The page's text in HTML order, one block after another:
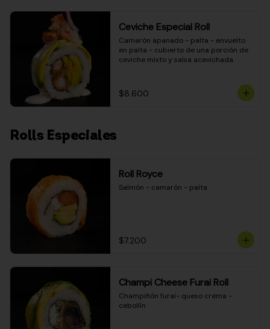
Ceviche Especial Roll
Camarón apanado - palta - envuelto
en palta - cubierto de una porción de
ceviche mixto y salsa acevichada
$8.600
Rolls Especiales
Roll Royce
Salmón - camarón - palta
$7.200
Champi Cheese Furai Roll
Champiñón furai- queso crema -
cebollín